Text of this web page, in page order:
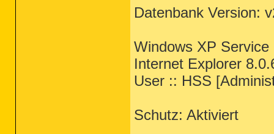
Datenbank Version:
Windows XP
Internet Explorer
User :: HSS
Schutz: Aktiviert